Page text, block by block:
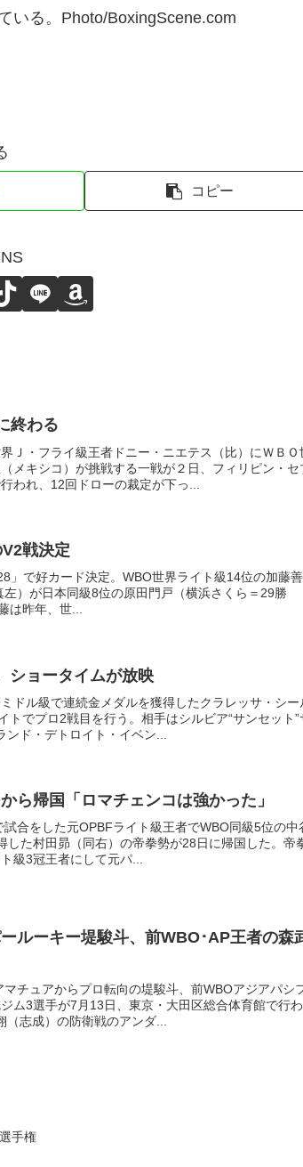
いる。Photo/BoxingScene.com
コピー
終わる
Ｊ・フライ級王者ドニー・ニエテス（比）にＷＢＯ
メキシコ）が挑戦する一戦が２日、フィリピン・セ
われ、12回ドローの裁定が下っ...
戦決定
」で好カード決定。WBO世界ライト級14位の加藤善
）が日本同級8位の原田門戸（横浜さくら＝29勝
は昨年、世...
ショータイムが放映
ドル級で連続金メダルを獲得したクラレッサ・シー
トでプロ2戦目を行う。相手はシルビア“サンセット”
ド・デトロイト・イベン...
ら帰国「ロマチェンコは強かった」
合をした元OPBFライト級王者でWBO同級5位の中
した村田昴（同右）の帝拳勢が28日に帰国した。帝
級3冠王者にして元パ...
ルーキー堤駿斗、前WBO･AP王者の森
チュアからプロ転向の堤駿斗、前WBOアジアパシ
ム3選手が7月13日、東京・大田区総合体育館で行わ
志成）の防衛戦のアンダ...
手権